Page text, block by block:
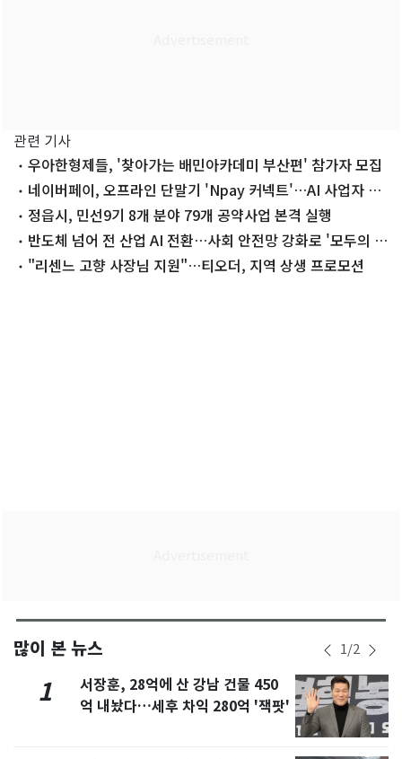
관련 기사
우아한형제들, '찾아가는 배민아카데미 부산편' 참가자 모집
네이버페이, 오프라인 단말기 'Npay 커넥트'…AI 사업자 플
랫폼으로
정읍시, 민선9기 8개 분야 79개 공약사업 본격 실행
반도체 넘어 전 산업 AI 전환…사회 안전망 강화로 '모두의 성
장' 추진
"리센느 고향 사장님 지원"…티오더, 지역 상생 프로모션
많이 본 뉴스 1/2
1
서장훈, 28억에 산 강남 건물 450
억 내놨다…세후 차익 280억 '잭팟'